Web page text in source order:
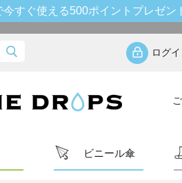
すぐ使える500ポイントプレゼン
ログ
ビニール傘